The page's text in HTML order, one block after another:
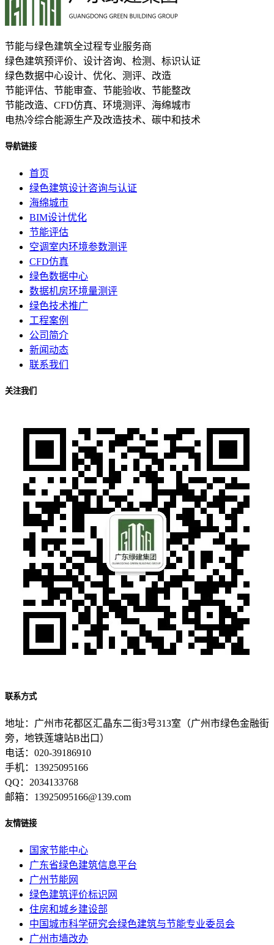
节能与绿色建筑全过程专业服务商
绿色建筑预评价、设计咨询、检测、标识认证
绿色数据中心设计、优化、测评、改造
节能评估、节能审查、节能验收、节能整改
节能改造、CFD仿真、环境测评、海绵城市
电热冷综合能源生产及改造技术、碳中和技术
导航链接
首页
绿色建筑设计咨询与认证
海绵城市
BIM设计优化
节能评估
空调室内环境参数测评
CFD仿真
绿色数据中心
数据机房环境量测评
绿色技术推广
工程案例
公司简介
新闻动态
联系我们
关注我们
联系方式
地址：广州市花都区汇晶东二街3号313室（广州市绿色金融街
旁，地铁莲塘站B出口）
电话：020-39186910
手机：13925095166
QQ：2034133768
邮箱：13925095166@139.com
友情链接
国家节能中心
广东省绿色建筑信息平台
广州节能网
绿色建筑评价标识网
住房和城乡建设部
中国城市科学研究会绿色建筑与节能专业委员会
广州市墙改办